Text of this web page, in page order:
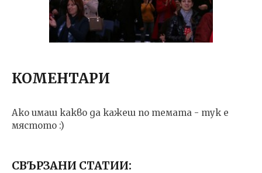
КОМЕНТАРИ
Ако имаш какво да кажеш по темата - тук е
мястото :)
СВЪРЗАНИ СТАТИИ: